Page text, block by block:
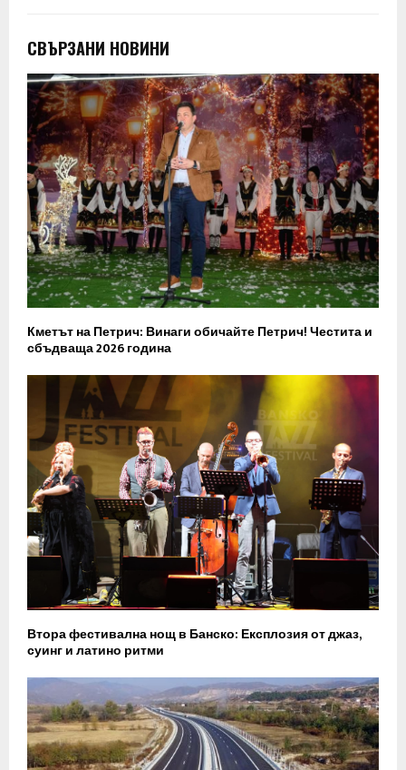
СВЪРЗАНИ НОВИНИ
Кметът на Петрич: Винаги обичайте Петрич! Честита и
сбъдваща 2026 година
Втора фестивална нощ в Банско: Експлозия от джаз,
суинг и латино ритми